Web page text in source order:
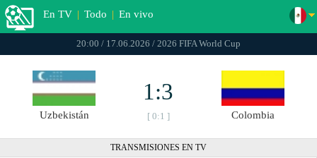
En TV | Todo | En vivo
20:00 / 17.06.2026 / 2026 FIFA World Cup
Uzbekistán
1:3
[ 0:1 ] Colombia
TRANSMISIONES EN TV